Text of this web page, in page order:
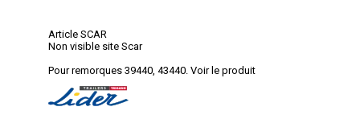
Article SCAR
Non visible site Scar
Pour remorques 39440, 43440. Voir le produit